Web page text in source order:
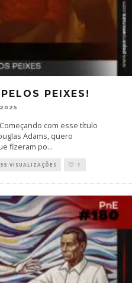
PEIXES!
com esse título
Adams, quero
fizeram po...
VISUALIZAÇÕES 1